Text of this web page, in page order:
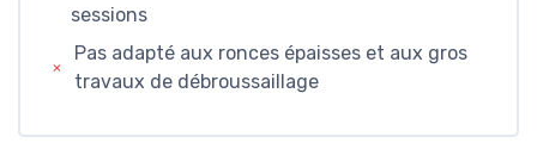
sessions
Pas adapté aux ronces épaisses et aux gros
travaux de débroussaillage